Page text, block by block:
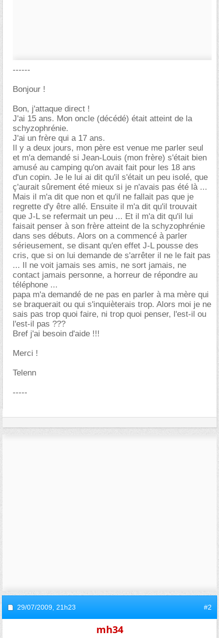
------
Bonjour !
Bon, j'attaque direct !
J'ai 15 ans. Mon oncle (décédé) était atteint de la
schyzophrénie.
J'ai un frère qui a 17 ans.
Il y a deux jours, mon père est venue me parler seul
et m'a demandé si Jean-Louis (mon frère) s'était bien
amusé au camping qu'on avait fait pour les 18 ans
d'un copin. Je le lui ai dit qu'il s'était un peu isolé, que
ç'aurait sûrement été mieux si je n'avais pas été là ...
Mais il m'a dit que non et qu'il ne fallait pas que je
regrette d'y être allé. Ensuite il m'a dit qu'il trouvait
que J-L se refermait un peu ... Et il m'a dit qu'il lui
faisait penser à son frère atteint de la schyzophrénie
dans ses débuts. Alors on a commencé à parler
sérieusement, se disant qu'en effet J-L pousse des
cris, que si on lui demande de s'arrêter il ne le fait pas
... Il ne voit jamais ses amis, ne sort jamais, ne
contact jamais personne, a horreur de répondre au
téléphone ...
papa m'a demandé de ne pas en parler à ma mère qui
se braquerait ou qui s'inquièterais trop. Alors moi je ne
sais pas trop quoi faire, ni trop quoi penser, l'est-il ou
l'est-il pas ???
Bref j'ai besoin d'aide !!!
Merci !
Telenn
-----
29/07/2009, 21h23 #2
mh34